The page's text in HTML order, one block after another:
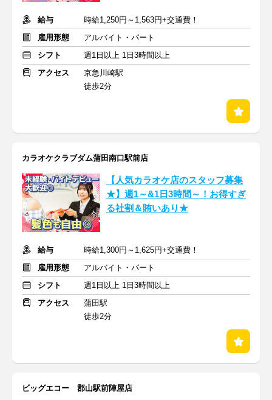
給与
時給1,250円～1,563円+交通費！
雇用形態
アルバイト・パート
シフト
週1日以上 1日3時間以上
アクセス
京急川崎駅
徒歩2分
カラオケクラブダム蒲田南口駅前店
【人気カラオケ店のスタッフ募集
★】週1～&1日3時間～！お得すぎ
る社割＆賄いあり★
給与
時給1,300円～1,625円+交通費！
雇用形態
アルバイト・パート
シフト
週1日以上 1日3時間以上
アクセス
蒲田駅
徒歩2分
ビッグエコー 郡山駅前陣屋店